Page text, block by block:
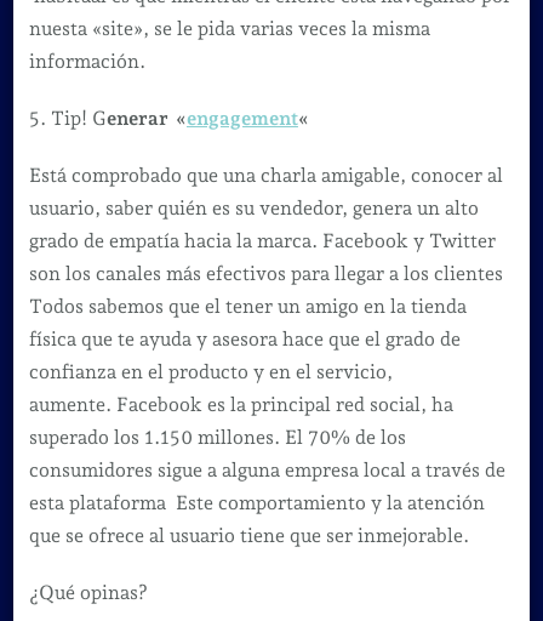
nuesta «site», se le pida varias veces la misma
información.
5. Tip! Generar «engagement«
Está comprobado que una charla amigable, conocer al
usuario, saber quién es su vendedor, genera un alto
grado de empatía hacia la marca. Facebook y Twitter
son los canales más efectivos para llegar a los clientes
Todos sabemos que el tener un amigo en la tienda
física que te ayuda y asesora hace que el grado de
confianza en el producto y en el servicio,
aumente. Facebook es la principal red social, ha
superado los 1.150 millones. El 70% de los
consumidores sigue a alguna empresa local a través de
esta plataforma Este comportamiento y la atención
que se ofrece al usuario tiene que ser inmejorable.
¿Qué opinas?